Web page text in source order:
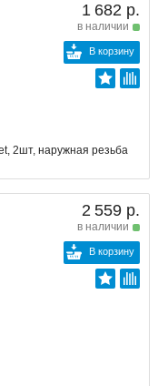
1 682 р.
в наличии
В корзину
2шт, наружная резьба
2 559 р.
в наличии
В корзину